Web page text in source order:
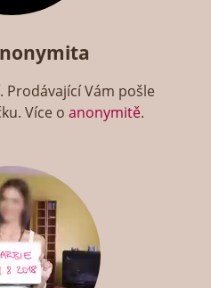
Prodávající Vám pošle
Více oanonymitě.